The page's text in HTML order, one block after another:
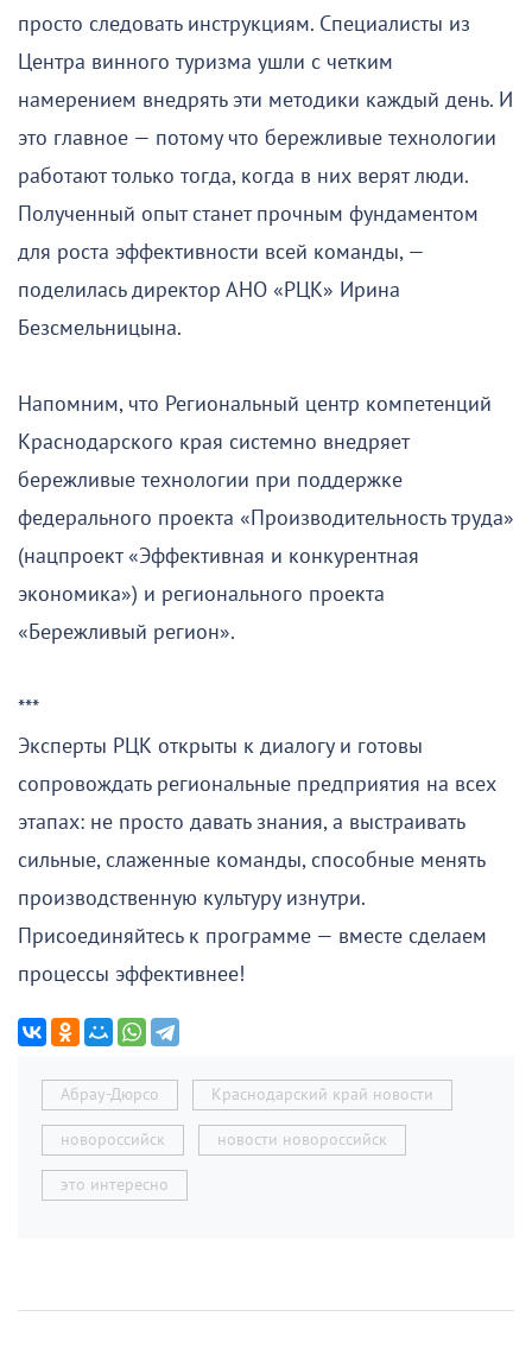
просто следовать инструкциям. Специалисты из
Центра винного туризма ушли с четким
намерением внедрять эти методики каждый день. И
это главное — потому что бережливые технологии
работают только тогда, когда в них верят люди.
Полученный опыт станет прочным фундаментом
для роста эффективности всей команды, —
поделилась директор АНО «РЦК» Ирина
Безсмельницына.
Напомним, что Региональный центр компетенций
Краснодарского края системно внедряет
бережливые технологии при поддержке
федерального проекта «Производительность труда»
(нацпроект «Эффективная и конкурентная
экономика») и регионального проекта
«Бережливый регион».
***
Эксперты РЦК открыты к диалогу и готовы
сопровождать региональные предприятия на всех
этапах: не просто давать знания, а выстраивать
сильные, слаженные команды, способные менять
производственную культуру изнутри.
Присоединяйтесь к программе — вместе сделаем
процессы эффективнее!
Абрау-Дюрсо Краснодарский край новости
новороссийск новости новороссийск
это интересно